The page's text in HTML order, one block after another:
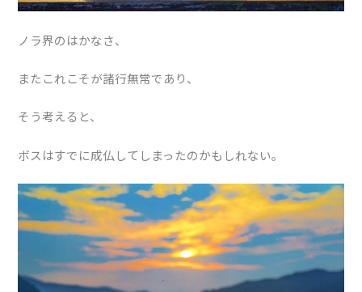
ノラ界のはかなさ、
またこれこそが諸行無常であり、
そう考えると、
ボスはすでに成仏してしまったのかもしれない。